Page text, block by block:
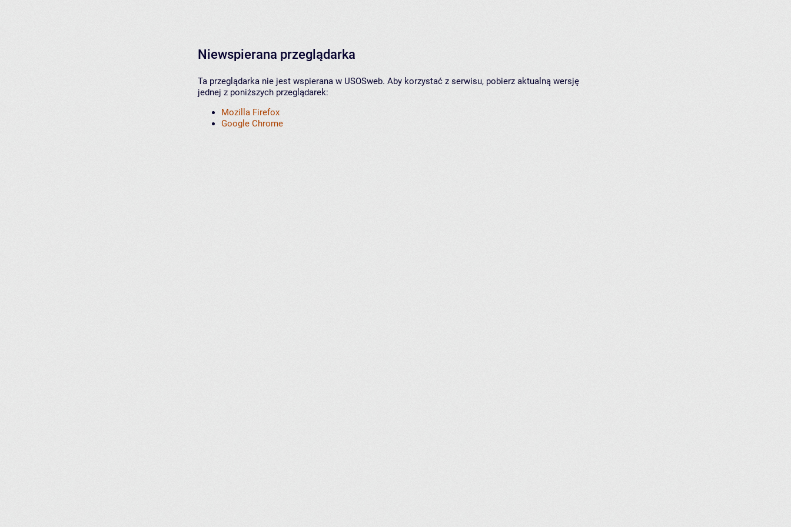
Niewspierana przeglądarka
Ta przeglądarka nie jest wspierana w USOSweb. Aby korzystać z serwisu, pobierz aktualną wersję
jednej z poniższych przeglądarek:
Mozilla Firefox
Google Chrome